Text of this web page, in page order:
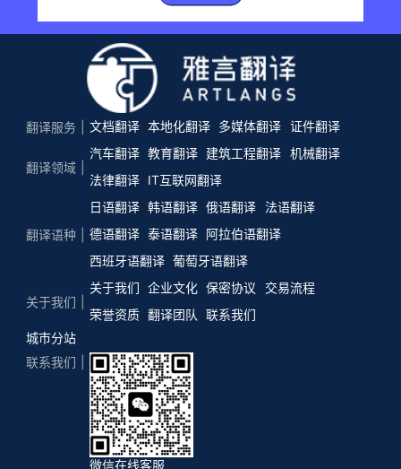
翻译服务 文档翻译 本地化翻译 多媒体翻译 证件翻译
翻译领域
汽车翻译 教育翻译 建筑工程翻译 机械翻译
法律翻译
IT互联网翻译
翻译语种
日语翻译 韩语翻译 俄语翻译
法语翻译
德语翻译 泰语翻译 阿拉伯语翻译
西班牙语翻译 葡萄牙语翻译
关于我们
关于我们 企业文化 保密协议
交易流程
荣誉资质 翻译团队
联系我们
城市分站
联系我们
微信在线客服